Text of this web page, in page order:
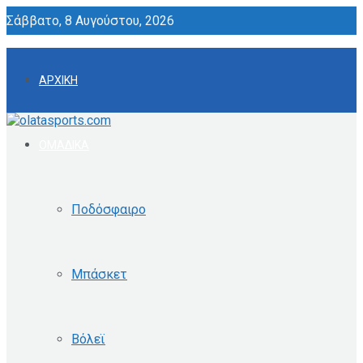
Σάββατο, 8 Αυγούστου, 2026
ΑΡΧΙΚΗ
Ποδόσφαιρο
Μπάσκετ
Βόλεϊ